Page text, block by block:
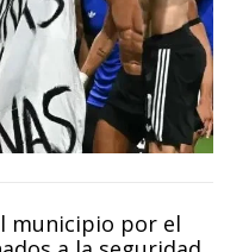
municipio por el